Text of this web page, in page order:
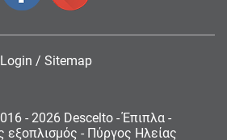
Login / Sitemap
- 2026 Descelto - Έπιπλα -
εξοπλισμός - Πύργος Ηλείας